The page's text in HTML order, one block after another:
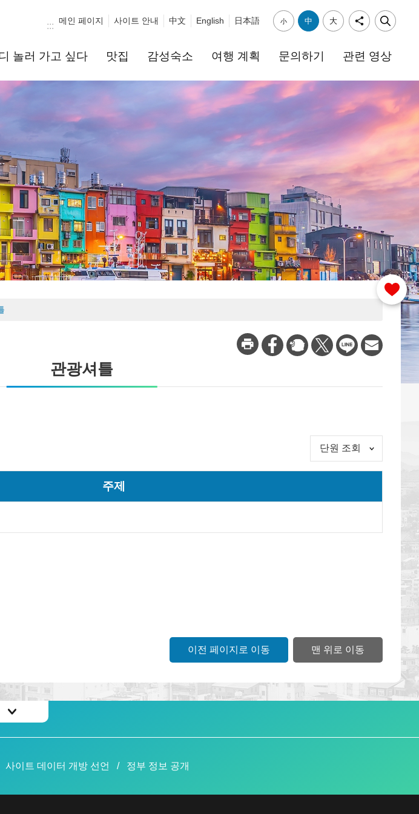
::: 메인 페이지 사이트 안내 中文 English 日本語 小 中 大
놀러 가고 싶다 맛집 감성숙소 여행 계획 문의하기 관련 영상
관광셔틀
단원 조회
주제
이전 페이지로 이동 맨 위로 이동
사이트 데이터 개방 선언 정부 정보 공개